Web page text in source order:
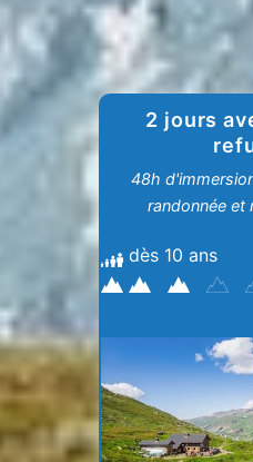
2 jours
48h
randonnée et
dès 10 ans